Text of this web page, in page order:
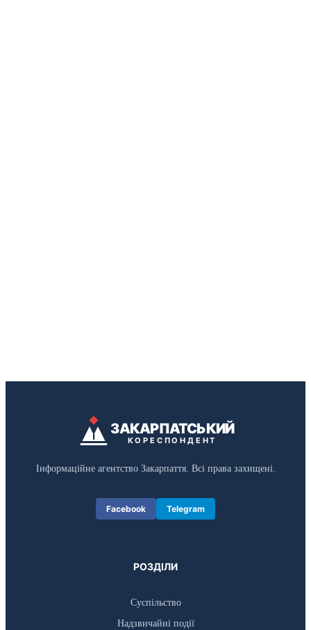
ЗАКАРПАТСЬКИЙ
КОРЕСПОНДЕНТ
Інформаційне агентство Закарпаття. Всі права захищені.
Facebook Telegram
РОЗДІЛИ
Суспільство
Надзвичайні події